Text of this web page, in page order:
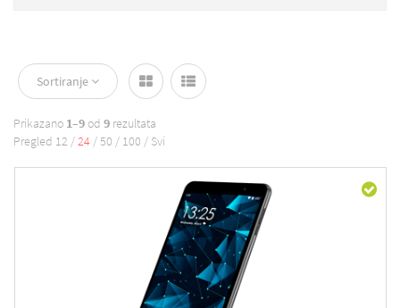
Sortiranje
Prikazano 1–9 od 9 rezultata
Pregled 12 /24 /50 / 100 / Svi